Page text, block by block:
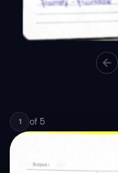
1 of 5